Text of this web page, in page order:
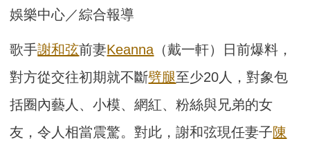
娛樂中心／綜合報導
歌手謝和弦前妻Keanna （戴一軒）日前爆料，
對方從交往初期就不斷劈腿至少20人，對象包
括圈內藝人、小模、網紅、粉絲與兄弟的女
友，令人相當震驚。對此，謝和弦現任妻子陳